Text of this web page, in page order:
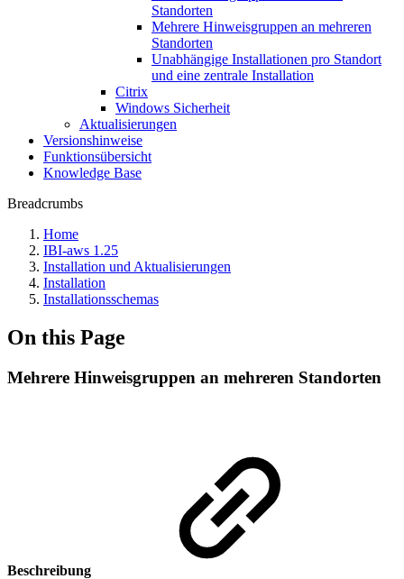
Standorten
Mehrere Hinweisgruppen an mehreren
Standorten
Unabhängige Installationen pro Standort
und eine zentrale Installation
Citrix
Windows Sicherheit
Aktualisierungen
Versionshinweise
Funktionsübersicht
Knowledge Base
Breadcrumbs
Home
IBI-aws 1.25
Installation und Aktualisierungen
Installation
Installationsschemas
On this Page
Mehrere Hinweisgruppen an mehreren Standorten
Beschreibung